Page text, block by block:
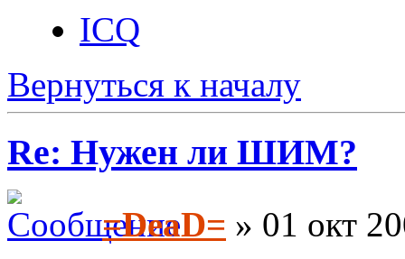
ICQ
Вернуться к началу
Re: Нужен ли ШИМ?
=DeaD= » 01 окт